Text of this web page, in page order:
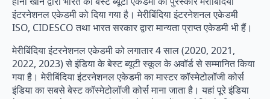
इंटरनेशनल एकेडमी को दिया गया है। मेरीबिंदिया इंटरनेशनल एकेडमी
ISO, CIDESCO तथा भारत सरकार द्वारा मान्यता प्राप्त एकेडमी भी हैं।
मेरीबिंदिया इंटरनेशनल एकेडमी को लगातार 4 साल (2020, 2021,
2022, 2023) से इंडिया के बेस्ट ब्यूटी स्कूल के अवॉर्ड से सम्मानित किया
गया है। मेरीबिंदिया इंटरनेशनल एकेडमी का मास्टर कॉस्मेटोलॉजी कोर्स
इंडिया का सबसे बेस्ट कॉस्मेटोलॉजी कोर्स माना जाता है। यहां पूरे इंडिया